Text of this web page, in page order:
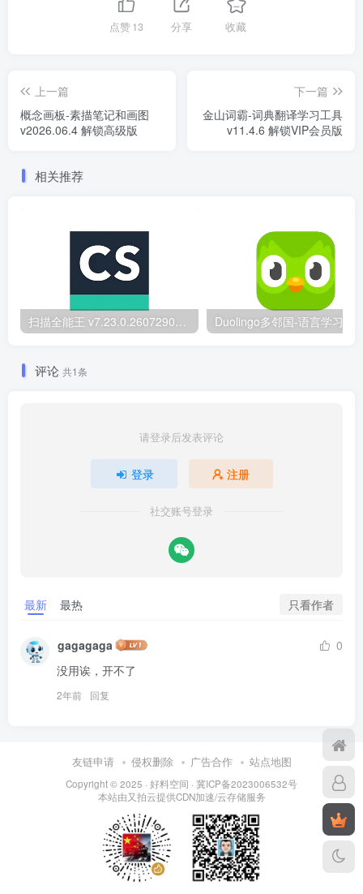
点赞13 分享 收藏
上一篇
概念画板-素描笔记和画图
v2026.06.4 解锁高级版
下一篇
金山词霸-词典翻译学习工具
v11.4.6 解锁VIP会员版
相关推荐
扫描全能王 v7.23.0.2607290000 国内版/国际版 解锁本地会员
评论 共1条
请登录后发表评论
登录 注册
社交账号登录
最新 最热 只看作者
gagagaga
0
没用诶，开不了
2年前 回复
友链申请 侵权删除 广告合作 站点地图
Copyright © 2025 · 好料空间 · 冀ICP备2023006532号
本站由又拍云提供CDN加速/云存储服务